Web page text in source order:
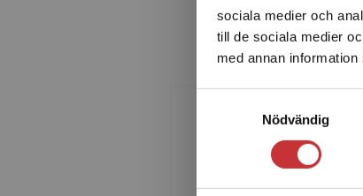
sociala medier och
till de sociala medier
med annan
Nödvändig
Johann Packendorff, Professor, KTH
Marianne Ekman
Marianne Ekman Rising